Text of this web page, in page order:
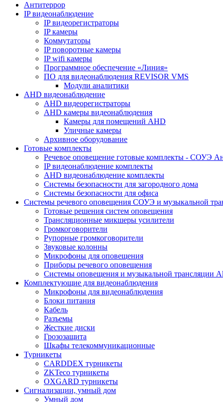
Антитеррор
IP видеонаблюдение
IP видеорегистраторы
IP камеры
Коммутаторы
IP поворотные камеры
IP wifi камеры
Программное обеспечение «Линия»
ПО для видеонаблюдения REVISOR VMS
Модули аналитики
AHD видеонаблюдение
AHD видеорегистраторы
AHD камеры видеонаблюдения
Камеры для помещений AHD
Уличные камеры
Архивное оборудование
Готовые комплекты
Речевое оповещение готовые комплекты - СОУЭ
IP видеонаблюдение комплекты
AHD видеонаблюдение комплекты
Системы безопасности для загородного дома
Системы безопасности для офиса
Системы речевого оповещения СОУЭ и музыкальной
Готовые решения систем оповещения
Трансляционные микшеры усилители
Громкоговорители
Рупорные громкоговорители
Звуковые колонны
Микрофоны для оповещения
Приборы речевого оповещения
Системы оповещения и музыкальной трансляции
Комплектующие для видеонаблюдения
Микрофоны для видеонаблюдения
Блоки питания
Кабель
Разъемы
Жесткие диски
Грозозащита
Шкафы телекоммуникационные
Турникеты
CARDDEX турникеты
ZKTeco турникеты
OXGARD турникеты
Сигнализации, умный дом
Умный дом